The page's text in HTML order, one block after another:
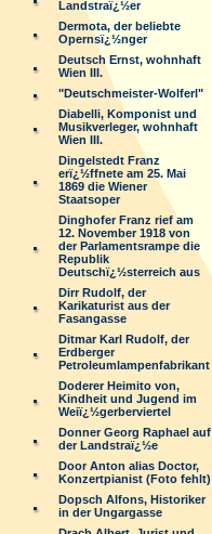
Landstraï¿½er
Dermota, der beliebte
Opernsï¿½nger
Deutsch Ernst, wohnhaft
Wien III.
"Deutschmeister-Wolferl"
Diabelli, Komponist und
Musikverleger, wohnhaft
Wien III.
Dingelstedt Franz
erï¿½ffnete am 25. Mai
1869 die Wiener
Staatsoper
Dinghofer Franz rief am
12. November 1918 von
der Parlamentsrampe die
Republik
Deutschï¿½sterreich aus
Dirr Rudolf, der
Karikaturist aus der
Fasangasse
Ditmar Karl Rudolf, der
Erdberger
Petroleumlampenfabrikant
Doderer Heimito von,
Kindheit und Jugend im
Weiï¿½gerberviertel
Donner Georg Raphael auf
der Landstraï¿½e
Door Anton alias Doctor,
Konzertpianist (Foto fehlt)
Dopsch Alfons, Historiker
in der Ungargasse